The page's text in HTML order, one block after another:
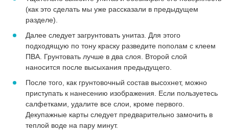
(как это сделать мы уже рассказали в предыдущем
разделе).
Далее следует загрунтовать унитаз. Для этого
подходящую по тону краску разведите пополам с клеем
ПВА. Грунтовать лучше в два слоя. Второй слой
наносится после высыхания предыдущего.
После того, как грунтовочный состав высохнет, можно
приступать к нанесению изображения. Если пользуетесь
салфетками, удалите все слои, кроме первого.
Декупажные карты следует предварительно замочить в
теплой воде на пару минут.